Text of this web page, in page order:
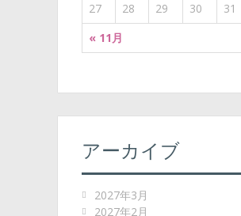
« 11月
27
28 29 30 31
アーカイブ
2027年3月
2027年2月